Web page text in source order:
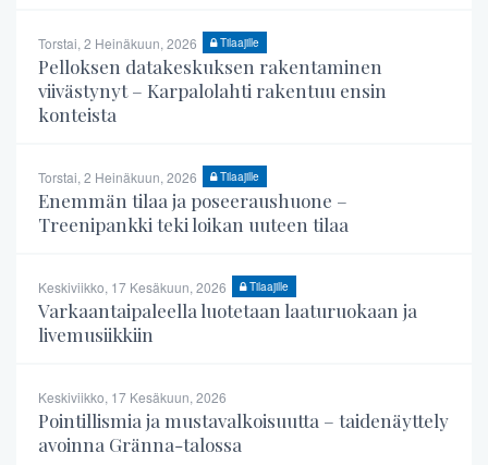
Torstai, 2 Heinäkuun, 2026 Tilaajille
Pelloksen datakeskuksen rakentaminen
viivästynyt – Karpalolahti rakentuu ensin
konteista
Torstai, 2 Heinäkuun, 2026 Tilaajille
Enemmän tilaa ja poseeraushuone –
Treenipankki teki loikan uuteen tilaa
Keskiviikko, 17 Kesäkuun, 2026 Tilaajille
Varkaantaipaleella luotetaan laaturuokaan ja
livemusiikkiin
Keskiviikko, 17 Kesäkuun, 2026
Pointillismia ja mustavalkoisuutta – taidenäyttely
avoinna Gränna-talossa